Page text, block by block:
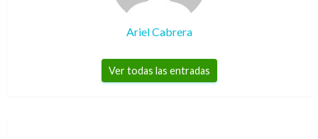
Ariel Cabrera
Ver todas las entradas